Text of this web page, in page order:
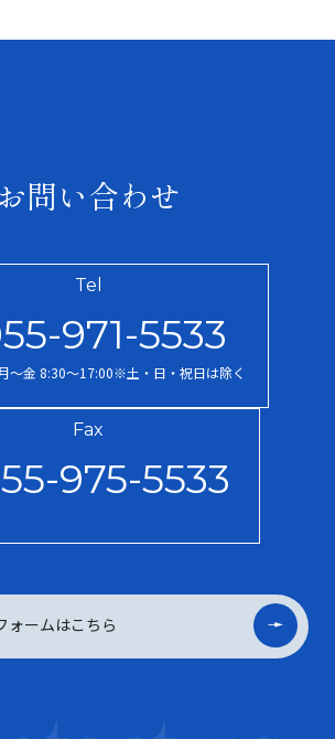
お問い合わせ
Tel
971-5533
〜金 8:30～17:00※土・日・祝日は除く
Fax
975-5533
ォームはこちら